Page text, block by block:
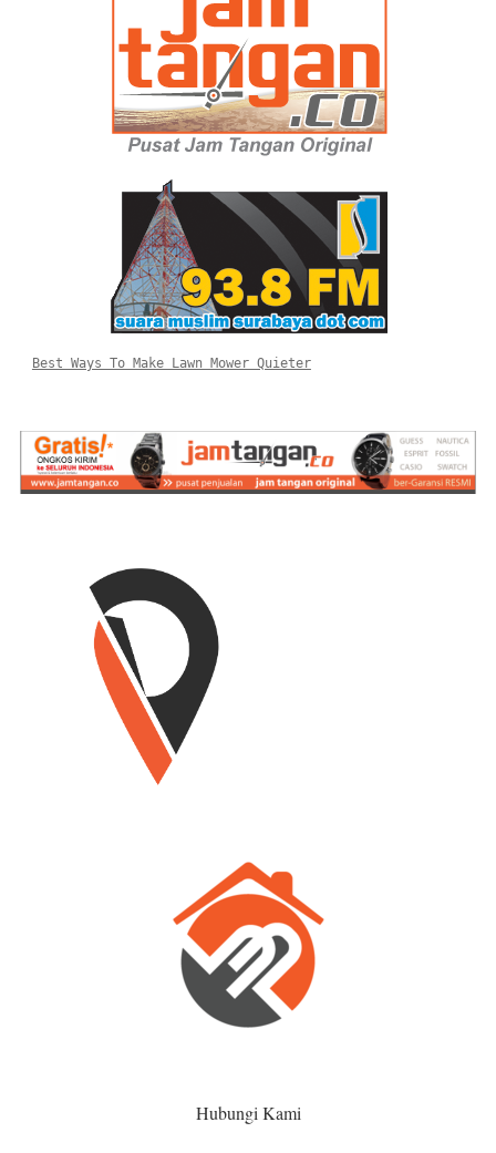
Best Ways To Make Lawn Mower Quieter
Hubungi Kami